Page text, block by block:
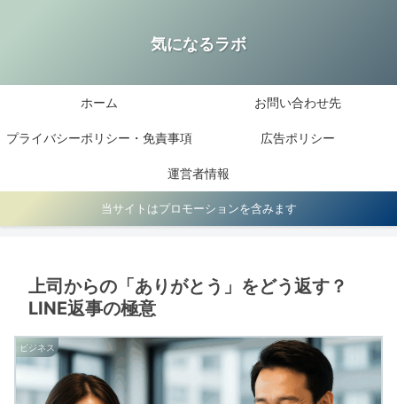
気になるラボ
ホーム お問い合わせ先
プライバシーポリシー・免責事項 広告ポリシー
運営者情報
当サイトはプロモーションを含みます
上司からの「ありがとう」をどう返す？
LINE返事の極意
ビジネス